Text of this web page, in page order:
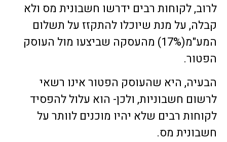
לרוב, לקוחות רבים ידרשו חשבונית מס ולא
קבלה, על מנת שיוכלו להתקזז על תשלום
המע"מ(17%) מהעסקה שביצעו מול העוסק
הפטור.
הבעיה, היא שהעוסק הפטור אינו רשאי
לרשום חשבוניות, ולכן- הוא עלול להפסיד
לקוחות רבים שלא יהיו מוכנים לוותר על
חשבונית מס.